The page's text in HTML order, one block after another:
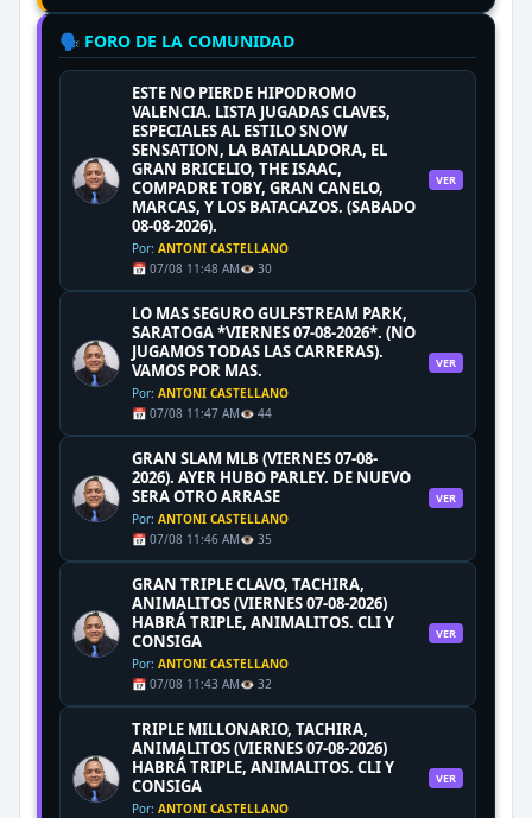
🗣️ FORO DE LA COMUNIDAD
ESTE NO PIERDE HIPODROMO
VALENCIA. LISTA JUGADAS CLAVES,
ESPECIALES AL ESTILO SNOW
SENSATION, LA BATALLADORA, EL
GRAN BRICELIO, THE ISAAC,
COMPADRE TOBY, GRAN CANELO,
MARCAS, Y LOS BATACAZOS. (SABADO
08-08-2026).
Por: ANTONI CASTELLANO
📅 07/08 11:48 AM👁️ 30
VER
LO MAS SEGURO GULFSTREAM PARK,
SARATOGA *VIERNES 07-08-2026*. (NO
JUGAMOS TODAS LAS CARRERAS).
VAMOS POR MAS.
Por: ANTONI CASTELLANO
📅 07/08 11:47 AM👁️ 44
VER
GRAN SLAM MLB (VIERNES 07-08-
2026). AYER HUBO PARLEY. DE NUEVO
SERA OTRO ARRASE
Por: ANTONI CASTELLANO
📅 07/08 11:46 AM👁️ 35
VER
GRAN TRIPLE CLAVO, TACHIRA,
ANIMALITOS (VIERNES 07-08-2026)
HABRÁ TRIPLE, ANIMALITOS. CLI Y
CONSIGA
Por: ANTONI CASTELLANO
📅 07/08 11:43 AM👁️ 32
VER
TRIPLE MILLONARIO, TACHIRA,
ANIMALITOS (VIERNES 07-08-2026)
HABRÁ TRIPLE, ANIMALITOS. CLI Y
CONSIGA
Por: ANTONI CASTELLANO
VER